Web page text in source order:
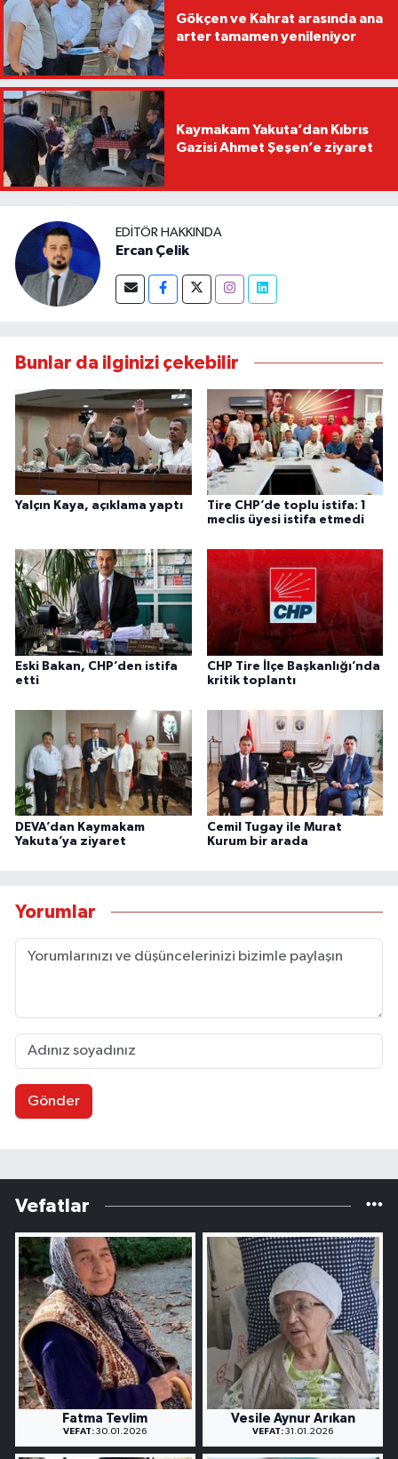
Gökçen ve Kahrat arasında ana
arter tamamen yenileniyor
Kaymakam Yakuta’dan Kıbrıs
Gazisi Ahmet Şeşen’e ziyaret
EDITÖR HAKKINDA
Ercan Çelik
Bunlar da ilginizi çekebilir
Yalçın Kaya, açıklama yaptı
Tire CHP’de toplu istifa: 1
meclis üyesi istifa etmedi
Eski Bakan, CHP’den istifa
etti
CHP Tire İlçe Başkanlığı’nda
kritik toplantı
DEVA’dan Kaymakam
Yakuta’ya ziyaret
Cemil Tugay ile Murat
Kurum bir arada
Yorumlar
Gönder
Vefatlar
Fatma Tevlim
VEFAT: 30.01.2026
Vesile Aynur Arıkan
VEFAT: 31.01.2026